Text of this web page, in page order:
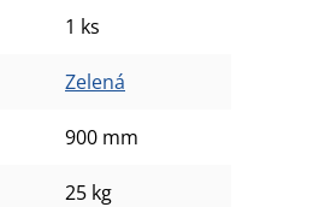
1 ks
Zelená
900 mm
25 kg